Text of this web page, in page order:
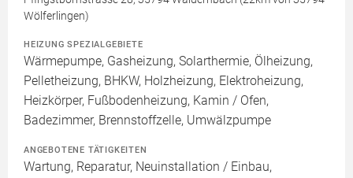
Wölferlingen)
HEIZUNG SPEZIALGEBIETE
Wärmepumpe, Gasheizung, Solarthermie, Ölheizung,
Pelletheizung, BHKW, Holzheizung, Elektroheizung,
Heizkörper, Fußbodenheizung, Kamin / Ofen,
Badezimmer, Brennstoffzelle, Umwälzpumpe
ANGEBOTENE TÄTIGKEITEN
Wartung, Reparatur, Neuinstallation / Einbau,